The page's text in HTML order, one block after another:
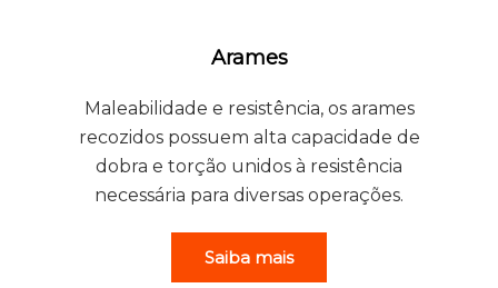
Arames
Maleabilidade e resistência, os arames
recozidos possuem alta capacidade de
dobra e torção unidos à resistência
necessária para diversas operações.
Saiba mais